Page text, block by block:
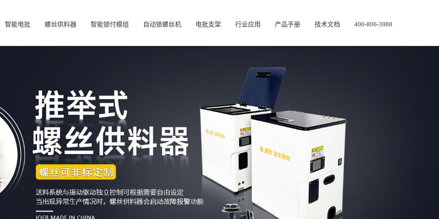
智能电批 螺丝供料器 智能锁付模组 自动锁螺丝机 电批支架 行业应用 产品手册 技术文档 400-806-3988